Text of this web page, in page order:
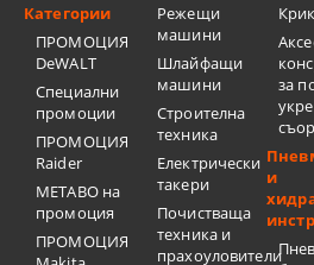
Категории
ПРОМОЦИЯ
DeWALT
Специални
промоции
ПРОМОЦИЯ
Raider
METABO на
промоция
ПРОМОЦИЯ
Режещи
машини
Шлайфащи
машини
Строителна
техника
Електрически
такери
Почистваща
техника и
прахоуловители
за
и